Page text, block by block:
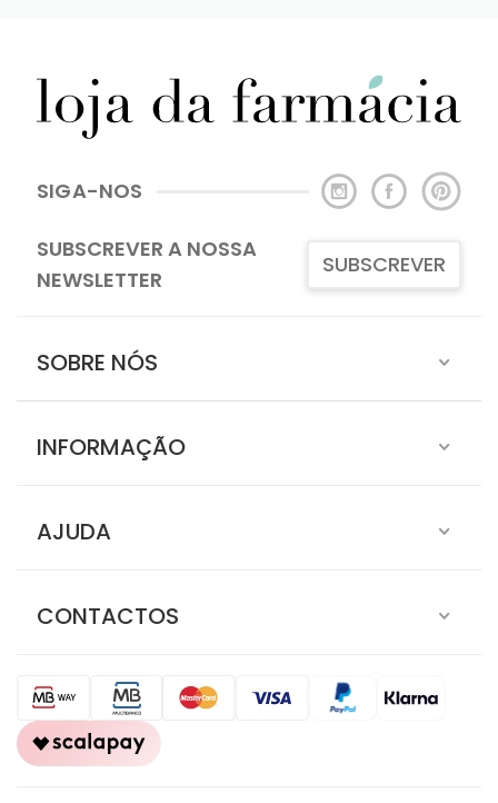
SIGA-NOS
SUBSCREVER A NOSSA
NEWSLETTER
SUBSCREVER
SOBRE NÓS
INFORMAÇÃO
AJUDA
CONTACTOS